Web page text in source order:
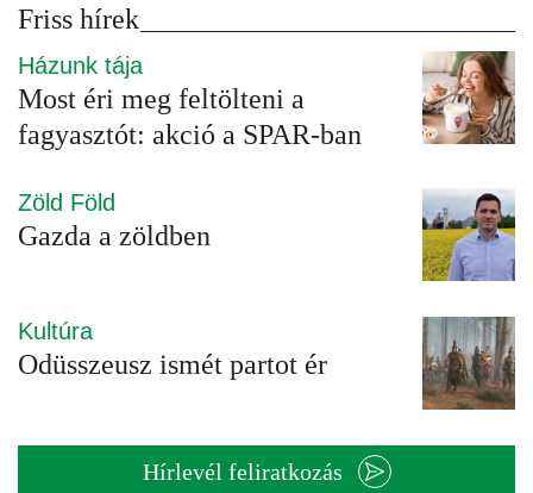
Friss hírek
Házunk tája
Most éri meg feltölteni a
fagyasztót: akció a SPAR-ban
Zöld Föld
Gazda a zöldben
Kultúra
Odüsszeusz ismét partot ér
Hírlevél feliratkozás